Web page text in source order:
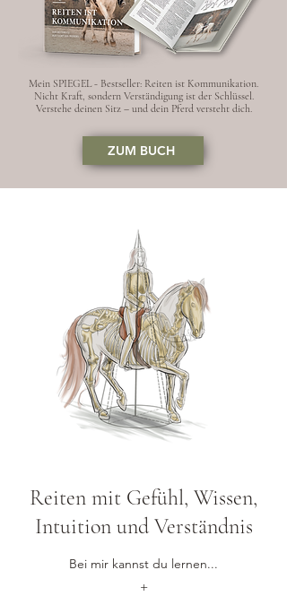
Mein SPIEGEL - Bestseller: Reiten ist Kommunikation.
Nicht Kraft, sondern Verständigung ist der Schlüssel.
Verstehe deinen Sitz – und dein Pferd versteht dich.
ZUM BUCH
Reiten mit Gefühl, Wissen,
Intuition und Verständnis
Bei mir kannst du lernen...
+